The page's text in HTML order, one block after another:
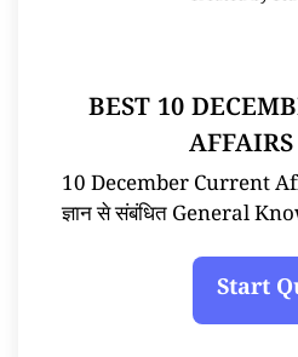
BEST 10
10 December Current
ज्ञान से संबंधित General